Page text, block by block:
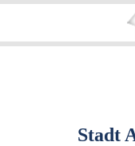
Stadt